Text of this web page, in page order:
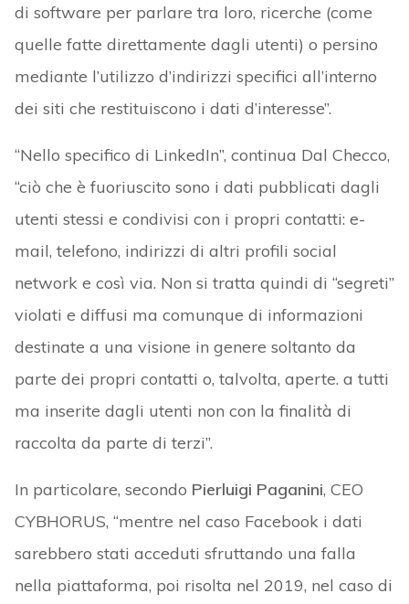
di software per parlare tra loro, ricerche (come
quelle fatte direttamente dagli utenti) o persino
mediante l’utilizzo d’indirizzi specifici all’interno
dei siti che restituiscono i dati d’interesse”.
“Nello specifico di LinkedIn”, continua Dal Checco,
“ciò che è fuoriuscito sono i dati pubblicati dagli
utenti stessi e condivisi con i propri contatti: e-
mail, telefono, indirizzi di altri profili social
network e così via. Non si tratta quindi di “segreti”
violati e diffusi ma comunque di informazioni
destinate a una visione in genere soltanto da
parte dei propri contatti o, talvolta, aperte. a tutti
ma inserite dagli utenti non con la finalità di
raccolta da parte di terzi”.
In particolare, secondo Pierluigi Paganini, CEO
CYBHORUS, “mentre nel caso Facebook i dati
sarebbero stati acceduti sfruttando una falla
nella piattaforma, poi risolta nel 2019, nel caso di